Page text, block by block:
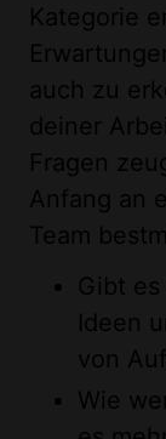
Kategorie
auch zu
deiner
Fragen
Anfang an
Team
Gibt
Ideen
von
Wie